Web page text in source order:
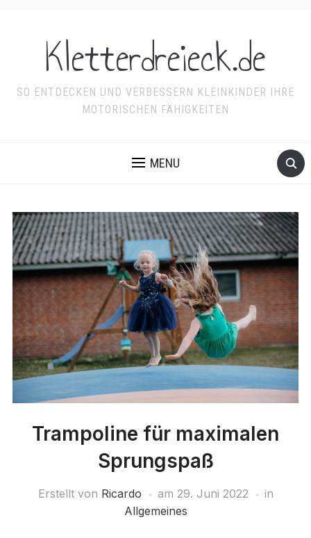
Kletterdreieck.de
SO ENTDECKEN UND VERBESSERN KLEINKINDER IHRE
MOTORISCHEN FÄHIGKEITEN
MENU
Trampoline für maximalen
Sprungspaß
Erstellt von Ricardo am 29. Juni 2022
in
Allgemeines